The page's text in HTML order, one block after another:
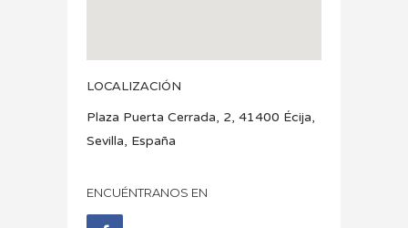
LOCALIZACIÓN
Plaza Puerta Cerrada, 2, 41400 Écija,
Sevilla, España
ENCUÉNTRANOS EN